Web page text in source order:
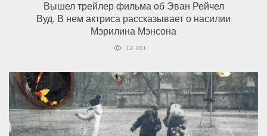
Вышел трейлер фильма об Эван Рейчел
Вуд. В нем актриса рассказывает о насилии
Мэрилина Мэнсона
12 001